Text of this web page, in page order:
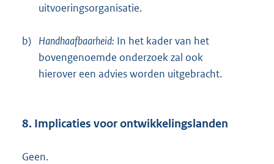
uitvoeringsorganisatie.
b) Handhaafbaarheid: In het kader van het
bovengenoemde onderzoek zal ook
hierover een advies worden uitgebracht.
8. Implicaties voor ontwikkelingslanden
Geen.